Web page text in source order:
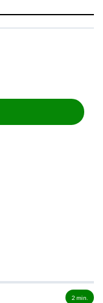
2 min.